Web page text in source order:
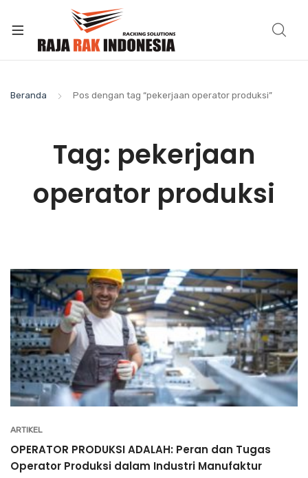
Beranda Pos dengan tag “pekerjaan operator produksi”
Tag: pekerjaan
operator produksi
ARTIKEL
OPERATOR PRODUKSI ADALAH: Peran dan Tugas
Operator Produksi dalam Industri Manufaktur